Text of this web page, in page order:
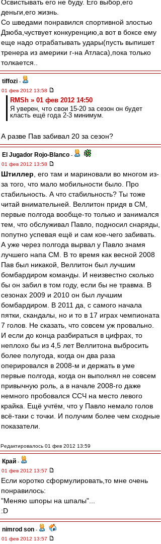
Освистывать его не буду. Его выбор,его
деньги,его жизнь.
Со шведами понравился спортивной злостью
Дзюба,чуствует конкуренцию,а вот в боксе ему
еще надо отрабатывать удары(пусть выпишет
тренера из америки г-на Атласа),пока только
толкается..
tiffozi -
01 фев 2012 13:58
RMSh » 01 фев 2012 14:50
Я уверен, что свои 15-20 за сезон он будет
класть ещё года 2-3 минимум.
А разве Пав забивал 20 за сезон?
El Jugador Rojo-Blanco -
01 фев 2012 13:58
Штиллер , его там и мариновали во многом из-
за того, что мало мобильности было. Про
стабильность. А что стабильность? Ты тоже
читай внимательней. Веллитон придя в СМ,
первые полгода вообще-то только и занимался
тем, что обслуживал Павло, подносил снаряды,
попутно успевая ещё и сам кое-чего забивать.
А уже через полгода вырвал у Павло знамя
лучшего напа СМ. В то время как весной 2008
Пав был никакой, Веллитон был лучшим
бомбардиром команды. И неизвестно сколько
бы он забил в том году, если бы не травма. В
сезонах 2009 и 2010 он был лучшим
бомбардиром. В 2011 да, с самого начала
пятки, скандалы, но и то в 17 играх чемпионата
7 голов. Не сказать, что совсем уж провально.
И если до конца разбираться в цифрах, то
неплохо бы из 4,5 лет Веллитона выбросить
более полугода, когда он два раза
оперировался в 2008-м и держать в уме
первые полгода, когда он выполнял не совсем
привычную роль, а в начале 2008-го даже
немного пробовался ССЧ на место левого
крайка. Ещё учтём, что у Павло немало голов
всё-таки с точки. И получим более чем сходные
показатели.
Редактировалось 01 фев 2012 13:59
Край -
01 фев 2012 13:57
Если коротко сформулировать,то мне очень
понравилось:
"Меняю шпоры на шпалы"...
:D
nimrod son -
01 фев 2012 13:57